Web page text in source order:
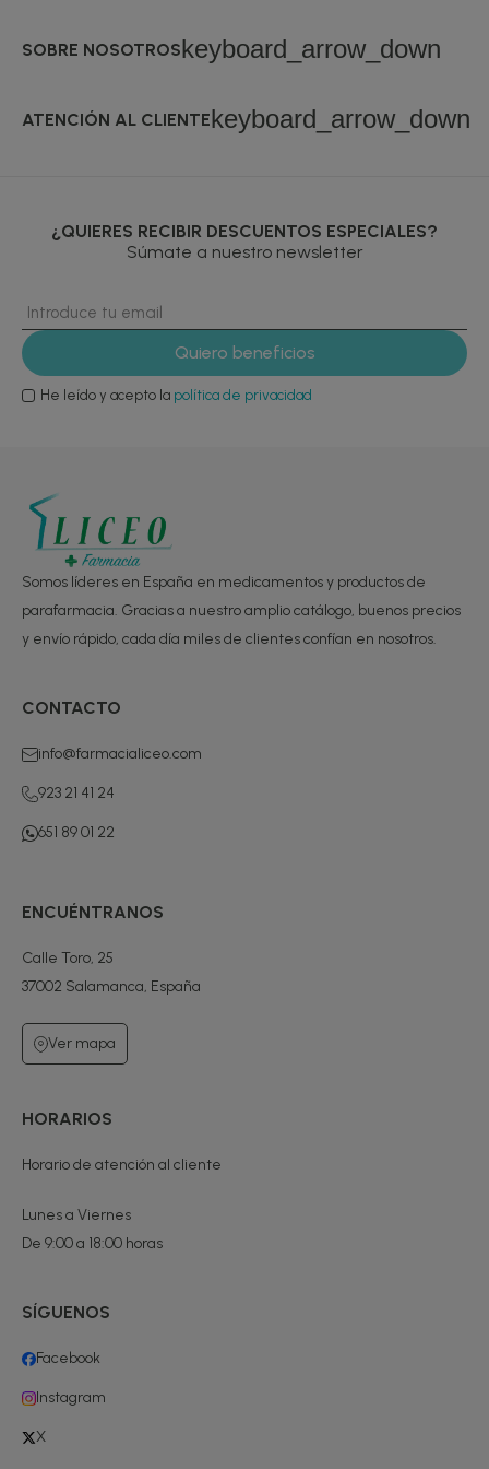
SOBRE NOSOTROSkeyboard_arrow_down
ATENCIÓN AL CLIENTEkeyboard_arrow_down
¿QUIERES RECIBIR DESCUENTOS ESPECIALES?
Súmate a nuestro newsletter
He leído y acepto la política de privacidad
Somos líderes en España en medicamentos y productos de
parafarmacia. Gracias a nuestro amplio catálogo, buenos precios
y envío rápido, cada día miles de clientes confían en nosotros.
CONTACTO
info@farmacialiceo.com
923 21 41 24
651 89 01 22
ENCUÉNTRANOS
Calle Toro, 25
37002 Salamanca, España
Ver mapa
HORARIOS
Horario de atención al cliente
Lunes a Viernes
De 9:00 a 18:00 horas
SÍGUENOS
Facebook
Instagram
X